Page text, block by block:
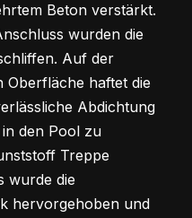
Beton verstärkt.
wurden die
Auf der
Oberfläche haftet die
Abdichtung
den Pool zu
Treppe
wurde die
hervorgehoben und